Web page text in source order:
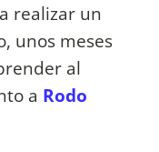
realizar un
unos meses
al
a Rodo